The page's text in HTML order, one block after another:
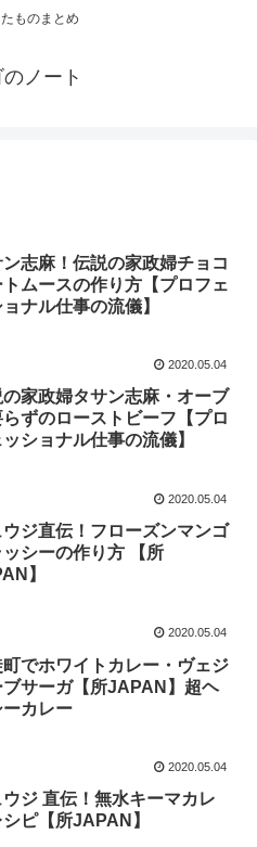
ものまとめ
ノート
ン志麻！伝説の家政婦チョコ
トムースの作り方【プロフェ
ナル仕事の流儀】
2020.05.04
家政婦タサン志麻・オーブ
らずのローストビーフ【プロ
ショナル仕事の流儀】
2020.05.04
ウジ直伝！フローズンマンゴ
ッシーの作り方 【所
】
2020.05.04
でホワイトカレー・ヴェジ
ブサーガ【所JAPAN】超ヘ
ーカレー
2020.05.04
ウジ 直伝！無水キーマカレ
ピ【所JAPAN】